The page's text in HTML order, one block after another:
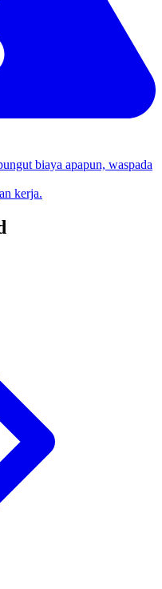
biaya apapun, waspada
kerja.